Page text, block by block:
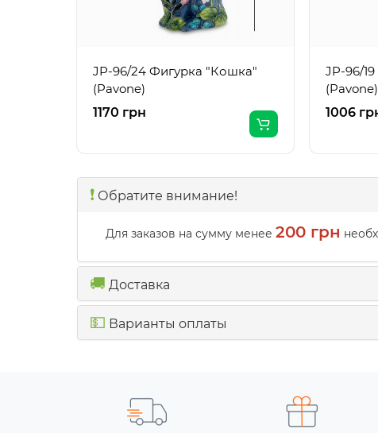
JP-96/24 Фигурка "Кошка"
(Pavone)
1170 грн
JP-96/
(Pavone)
1006
❗️ Обратите внимание!
Для заказов на сумму менее 200 грн
🚚 Доставка
💵 Варианты оплаты